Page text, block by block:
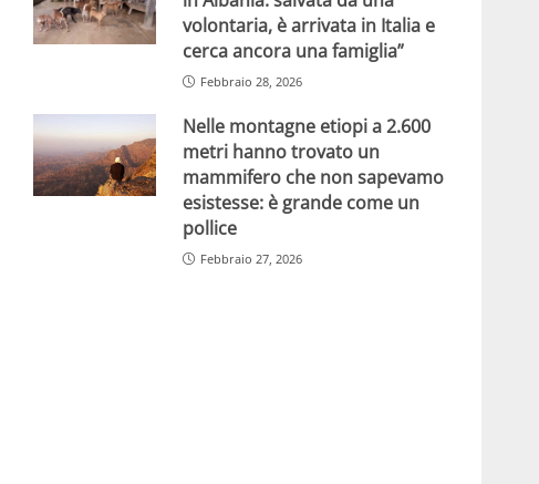
volontaria, è arrivata in Italia e
cerca ancora una famiglia”
Febbraio 28, 2026
Nelle montagne etiopi a 2.600
metri hanno trovato un
mammifero che non sapevamo
esistesse: è grande come un
pollice
Febbraio 27, 2026